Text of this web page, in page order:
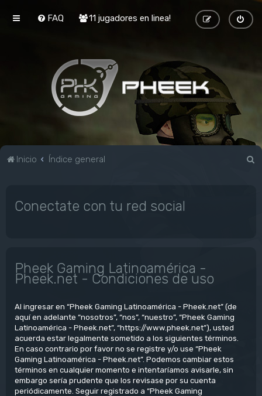
FAQ 11 jugadores en linea!
Inicio Índice general
Conectate con tu red social
Pheek Gaming Latinoamérica -
Pheek.net - Condiciones de uso
Al ingresar en “Pheek Gaming Latinoamérica - Pheek.net” (de
aquí en adelante “nosotros”, “nos”, “nuestro”, “Pheek Gaming
Latinoamérica - Pheek.net”, “https://www.pheek.net”), usted
acuerda estar legalmente sometido a los siguientes términos.
En caso contrario por favor no se registre y/o use “Pheek
Gaming Latinoamérica - Pheek.net”. Podemos cambiar estos
términos en cualquier momento e intentaríamos avisarle, sin
embargo sería prudente que los revisase por su cuenta
periódicamente. Seguir registrado a “Pheek Gaming